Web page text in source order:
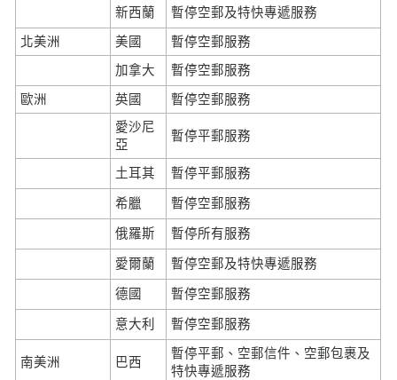
新西蘭 暫停空郵及特快專遞服務
北美洲 美國
暫停空郵服務
加拿大
暫停空郵服務
歐洲 英國
暫停空郵服務
愛沙尼
亞
暫停平郵服務
土耳其 暫停平郵服務
希臘 暫停空郵服務
俄羅斯 暫停所有服務
愛爾蘭 暫停空郵及特快專遞服務
德國 暫停空郵服務
意大利 暫停空郵服務
南美洲 巴西
暫停平郵、空郵信件、空郵包裹及
特快專遞服務